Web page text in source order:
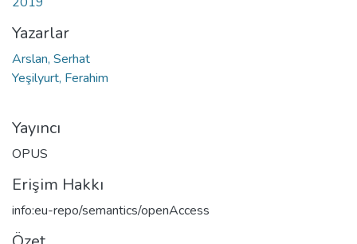
Yazarlar
Arslan, Serhat
Yeşilyurt, Ferahim
Yayıncı
OPUS
Erişim Hakkı
info:eu-repo/semantics/openAccess